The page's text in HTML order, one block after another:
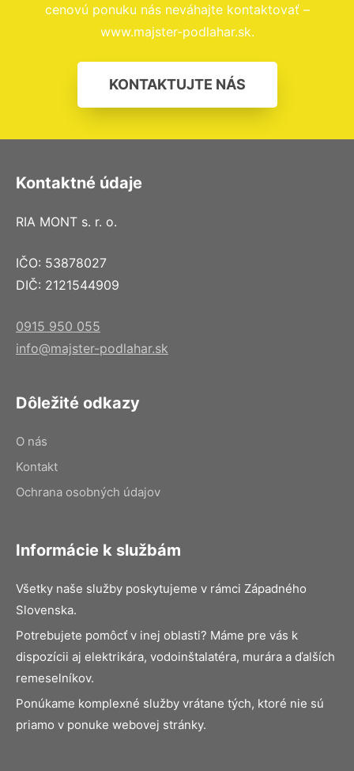
cenovú ponuku nás neváhajte kontaktovať –
www.majster-podlahar.sk.
KONTAKTUJTE NÁS
Kontaktné údaje
RIA MONT s. r. o.
IČO: 53878027
DIČ: 2121544909
0915 950 055
info@majster-podlahar.sk
Dôležité odkazy
O nás
Kontakt
Ochrana osobných údajov
Informácie k službám
Všetky naše služby poskytujeme v rámci Západného
Slovenska.
Potrebujete pomôcť v inej oblasti? Máme pre vás k
dispozícii aj elektrikára, vodoinštalatéra, murára a ďalších
remeselníkov.
Ponúkame komplexné služby vrátane tých, ktoré nie sú
priamo v ponuke webovej stránky.